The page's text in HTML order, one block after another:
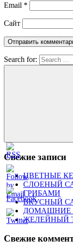
Email *
Сайт
Search for:
Свежие записи
ЦВЕТНЫЕ
СЛОЕНЫЙ
ГРИБАМИ
ВКУСНЫЙ
ДОМАШНИЕ
ЖЕЛЕЙНЫЙ
Свежие